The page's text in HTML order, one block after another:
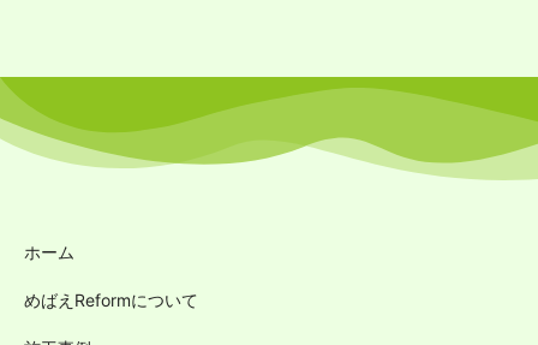
ホーム
めばえReformについて